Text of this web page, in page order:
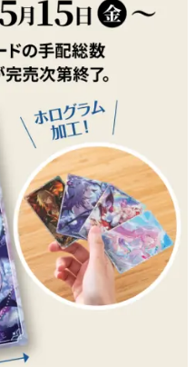
がゲームの魅力を画面や操作の
していく、硬派で骨太な評論連載
語
スボス」… ゲームにまつわる言葉